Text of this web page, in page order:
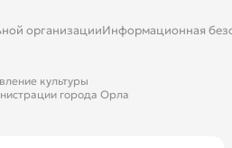
организацииИнформационная
культуры
города Орла